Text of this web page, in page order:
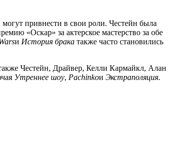
привнести в свои роли. Честейн была
«Оскар» за актерское мастерство за обе
и История брака также часто становились
Честейн, Драйвер, Келли Кармайкл, Алан
Утреннее шоу, Pachinkoи Экстраполяция.